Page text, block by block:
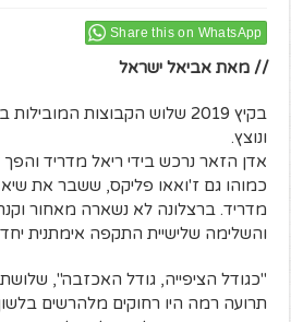
Share this on WhatsApp
// מאת אביאל ישראל
בקיץ 2019 שלוש הקבוצות
ונוצץ.
אדן הזאר נרכש בידי ריאל מדריד
כמוהו גם ז'ואאו פליקס, ששבר את
מדריד. ברצלונה לא נשארה מאחור
והשלימה שלישיית התקפה אימתנית
"כגודל הציפייה, גודל האכזבה",
תרועה רמה היו רחוקים מלהרשים